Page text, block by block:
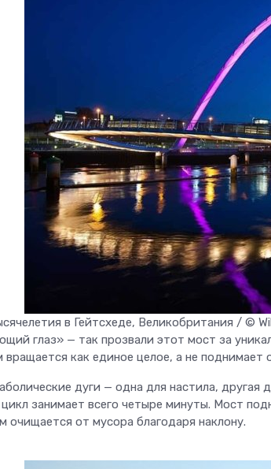
в Гейтсхеде, Великобритания / ©
глаз» — так прозвали этот мост за
вращается как единое целое, а не поднимает
дуги — одна для настила, другая
занимает всего четыре минуты. Мост
очищается от мусора благодаря наклону.